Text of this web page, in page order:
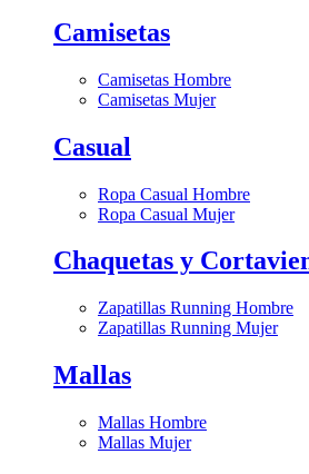
Camisetas
Camisetas Hombre
Camisetas Mujer
Casual
Ropa Casual Hombre
Ropa Casual Mujer
Chaquetas y
Zapatillas Running Hombre
Zapatillas Running Mujer
Mallas
Mallas Hombre
Mallas Mujer